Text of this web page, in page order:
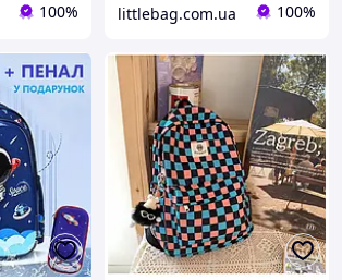
100% littlebag.com.ua 100%